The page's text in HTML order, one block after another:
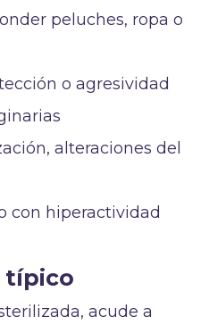
peluches, ropa o
o agresividad
alteraciones del
con hiperactividad
típico
acude a